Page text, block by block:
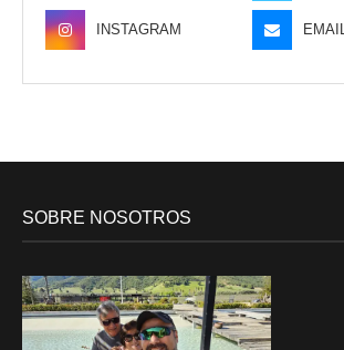
INSTAGRAM EMAIL
SOBRE NOSOTROS